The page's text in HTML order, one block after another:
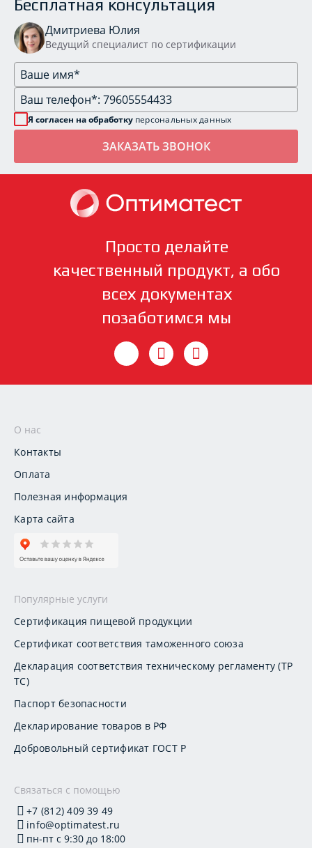
Бесплатная консультация
Дмитриева Юлия
Ведущий специалист по сертификации
Я согласен на обработку персональных данных
Просто делайте
качественный продукт, а обо
всех документах
позаботимся мы
О нас
Контакты
Оплата
Полезная информация
Карта сайта
Популярные услуги
Сертификация пищевой продукции
Сертификат соответствия таможенного союза
Декларация соответствия техническому регламенту (ТР
ТС)
Паспорт безопасности
Декларирование товаров в РФ
Добровольный сертификат ГОСТ Р
Связаться с помощью
+7 (812) 409 39 49
info@optimatest.ru
пн-пт с 9:30 до 18:00